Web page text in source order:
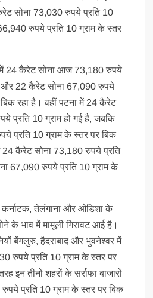
सोना 73,030 रुपये प्रति 10
रुपये प्रति 10 ग्राम के स्तर
24 कैरेट सोना आज 73,180 रुपये
और 22 कैरेट सोना 67,090 रुपये
रहा है। वहीं पटना में 24 कैरेट
प्रति 10 ग्राम हो गई है, जबकि
प्रति 10 ग्राम के स्तर पर बिक
24 कैरेट सोना 73,180 रुपये प्रति
67,090 रुपये प्रति 10 ग्राम के
कर्नाटक, तेलंगाना और ओडिशा के
के भाव में मामूली गिरावट आई है।
बेंगलुरु, हैदराबाद और भुवनेश्वर में
रुपये प्रति 10 ग्राम के स्तर पर
इन तीनों शहरों के सर्राफा बाजारों
प्रति 10 ग्राम के स्तर पर बिक